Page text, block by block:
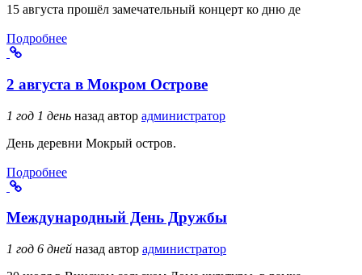
15 августа прошёл замечательный концерт ко дню де
Подробнее
2 августа в Мокром Острове
1 год 1 день назад автор администратор
День деревни Мокрый остров.
Подробнее
Международный День Дружбы
1 год 6 дней назад автор администратор